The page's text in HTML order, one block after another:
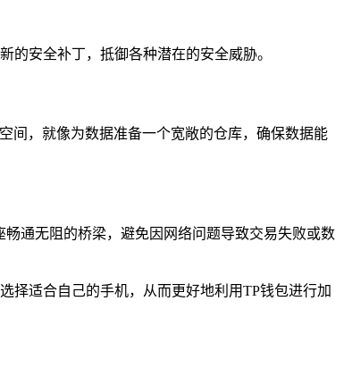
的安全补丁，抵御各种潜在的安全威胁。
间，就像为数据准备一个宽敞的仓库，确保数据能
通无阻的桥梁，避免因网络问题导致交易失败或数
择适合自己的手机，从而更好地利用TP钱包进行加